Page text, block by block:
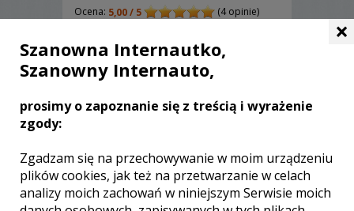
Ocena: 5,00 / 5
(4 opinie)
Jako damsko-męski duet ,fotografując i
filmując staramy się pokazać to czego
bez nas, nikt by nie zobaczył. Emocje,
uczucia, miłość - dyskretnie i z pasją.
Zapraszamy do zapoznania się z naszą
- film.
Zobacz więcej
×
Szanowna Internautko,
Szanowny Internauto,
prosimy o zapoznanie się z treścią i wyrażenie
zgody:
Zgadzam się na przechowywanie w moim urządzeniu
plików cookies, jak też na przetwarzanie w celach
analizy moich zachowań w niniejszym Serwisie moich